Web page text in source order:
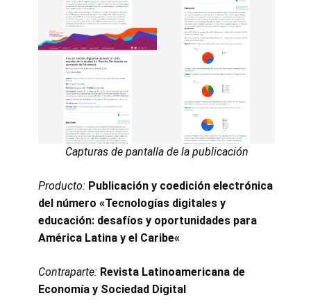
Capturas de pantalla de la publicación
Producto: Publicación y coedición electrónica
del número «Tecnologías digitales y
educación: desafíos y oportunidades para
América Latina y el Caribe«
Contraparte: Revista Latinoamericana de
Economía y Sociedad Digital